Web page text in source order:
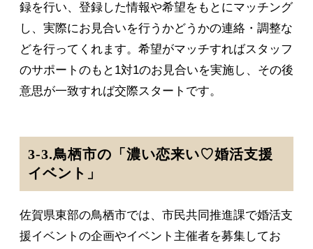
録を行い、登録した情報や希望をもとにマッチング
し、実際にお見合いを行うかどうかの連絡・調整な
どを行ってくれます。希望がマッチすればスタッフ
のサポートのもと1対1のお見合いを実施し、その後
意思が一致すれば交際スタートです。
3-3.鳥栖市の「濃い恋来い♡婚活支援
イベント」
佐賀県東部の鳥栖市では、市民共同推進課で婚活支
援イベントの企画やイベント主催者を募集してお